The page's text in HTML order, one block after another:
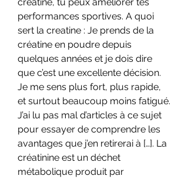
performances sportives. A quoi
sert la creatine : Je prends de la
créatine en poudre depuis
quelques années et je dois dire
que c’est une excellente décision.
Je me sens plus fort, plus rapide,
et surtout beaucoup moins fatigué.
J’ai lu pas mal d’articles à ce sujet
pour essayer de comprendre les
avantages que j’en retirerai à […]. La
créatinine est un déchet
métabolique produit par